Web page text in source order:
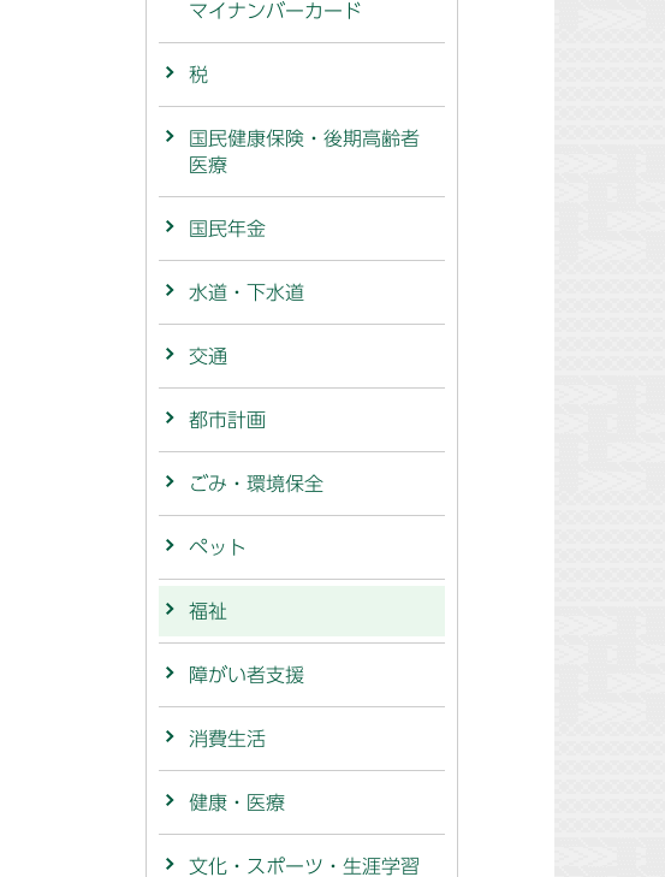
マイナンバーカード
税
国民健康保険・後期高齢者
医療
国民年金
水道・下水道
交通
都市計画
ごみ・環境保全
ペット
福祉
障がい者支援
消費生活
健康・医療
文化・スポーツ・生涯学習